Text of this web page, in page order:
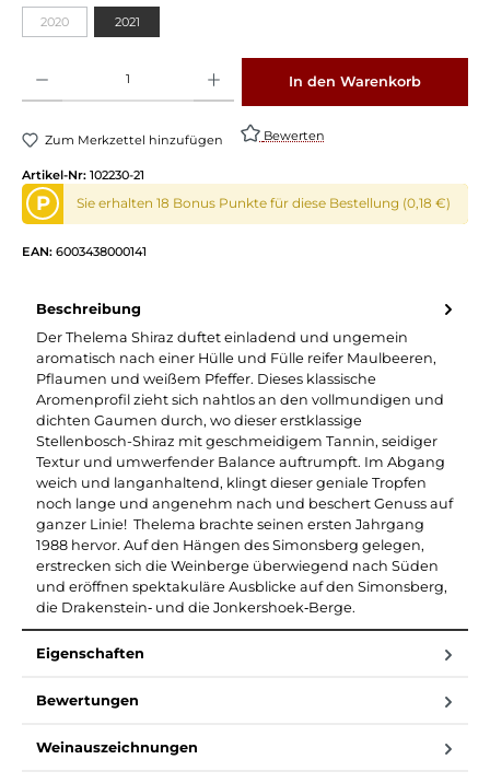
2020 2021
In den Warenkorb
Zum Merkzettel hinzufügen Bewerten
Artikel-Nr: 102230-21
P Sie erhalten 18 Bonus Punkte für diese Bestellung (0,18 €)
EAN: 6003438000141
Beschreibung
Der Thelema Shiraz duftet einladend und ungemein
aromatisch nach einer Hülle und Fülle reifer Maulbeeren,
Pflaumen und weißem Pfeffer. Dieses klassische
Aromenprofil zieht sich nahtlos an den vollmundigen und
dichten Gaumen durch, wo dieser erstklassige
Stellenbosch-Shiraz mit geschmeidigem Tannin, seidiger
Textur und umwerfender Balance auftrumpft. Im Abgang
weich und langanhaltend, klingt dieser geniale Tropfen
noch lange und angenehm nach und beschert Genuss auf
ganzer Linie! Thelema brachte seinen ersten Jahrgang
1988 hervor. Auf den Hängen des Simonsberg gelegen,
erstrecken sich die Weinberge überwiegend nach Süden
und eröffnen spektakuläre Ausblicke auf den Simonsberg,
die Drakenstein‑ und die Jonkershoek‑Berge.
Eigenschaften
Bewertungen
Weinauszeichnungen